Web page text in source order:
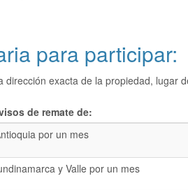
para participar:
exacta de la propiedad,
de remate de:
por un mes
y Valle por un mes